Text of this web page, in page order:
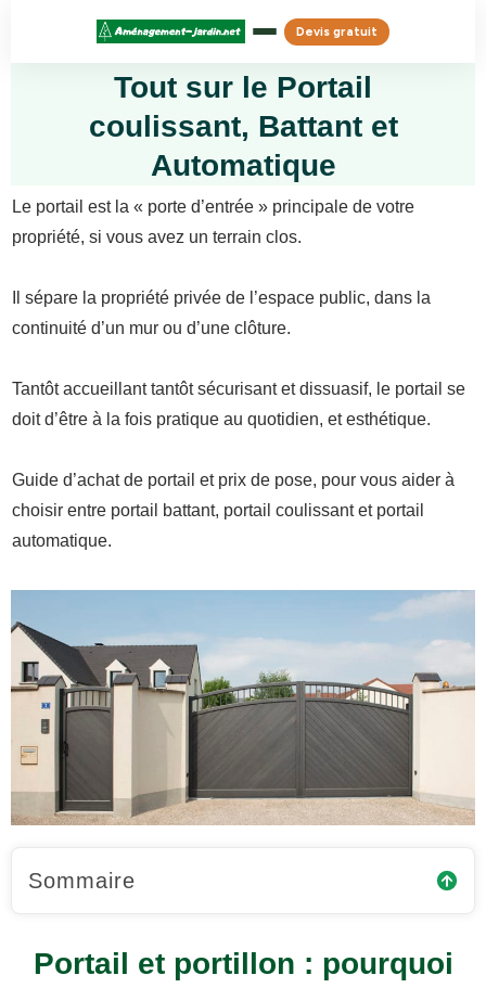
Devis gratuit
Tout sur le Portail
coulissant, Battant et
Automatique
Le portail est la « porte d’entrée » principale de votre
propriété, si vous avez un terrain clos.
Il sépare la propriété privée de l’espace public, dans la
continuité d’un mur ou d’une clôture.
Tantôt accueillant tantôt sécurisant et dissuasif, le portail se
doit d’être à la fois pratique au quotidien, et esthétique.
Guide d’achat de portail et prix de pose, pour vous aider à
choisir entre portail battant, portail coulissant et portail
automatique.
Sommaire
Portail et portillon : pourquoi